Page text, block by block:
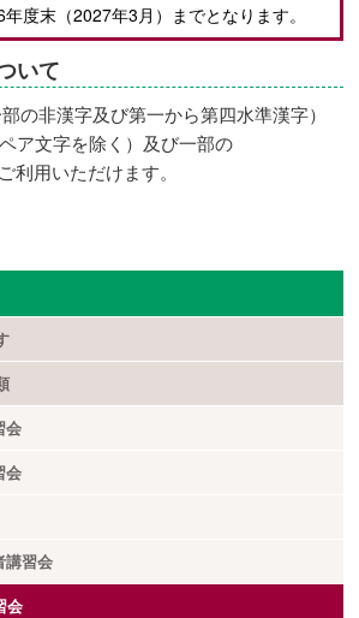
度末（2027年3月）までとなります。
いて
の非漢字及び第一から第四水準漢字）
ア文字を除く）及び一部の
利用いただけます。
会
会
講習会
会